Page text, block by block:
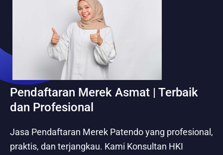
Pendaftaran Merek Asmat | Terbaik
dan Profesional
Jasa Pendaftaran Merek Patendo yang profesional,
praktis, dan terjangkau. Kami Konsultan HKI